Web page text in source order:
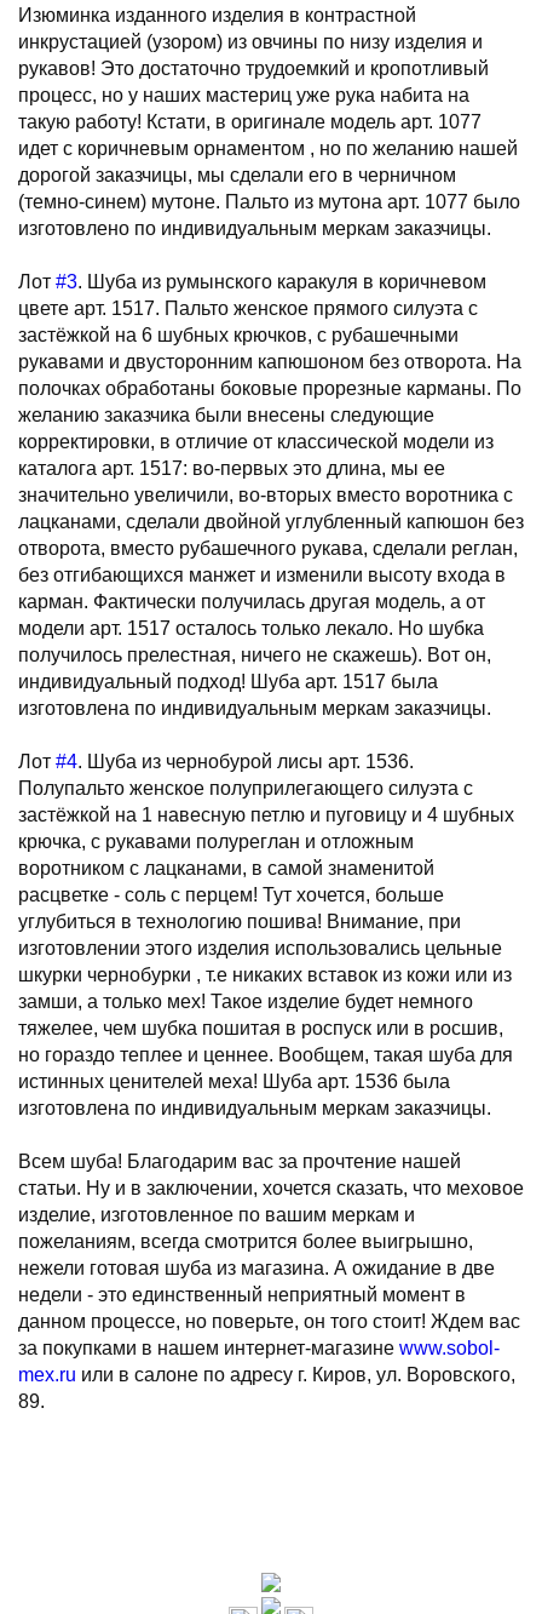
Изюминка изданного изделия в контрастной
инкрустацией (узором) из овчины по низу изделия и
рукавов! Это достаточно трудоемкий и кропотливый
процесс, но у наших мастериц уже рука набита на
такую работу! Кстати, в оригинале модель арт. 1077
идет с коричневым орнаментом , но по желанию нашей
дорогой заказчицы, мы сделали его в черничном
(темно-синем) мутоне. Пальто из мутона арт. 1077 было
изготовлено по индивидуальным меркам заказчицы.
Лот #3. Шуба из румынского каракуля в коричневом
цвете арт. 1517. Пальто женское прямого силуэта с
застёжкой на 6 шубных крючков, с рубашечными
рукавами и двусторонним капюшоном без отворота. На
полочках обработаны боковые прорезные карманы. По
желанию заказчика были внесены следующие
корректировки, в отличие от классической модели из
каталога арт. 1517: во-первых это длина, мы ее
значительно увеличили, во-вторых вместо воротника с
лацканами, сделали двойной углубленный капюшон без
отворота, вместо рубашечного рукава, сделали реглан,
без отгибающихся манжет и изменили высоту входа в
карман. Фактически получилась другая модель, а от
модели арт. 1517 осталось только лекало. Но шубка
получилось прелестная, ничего не скажешь). Вот он,
индивидуальный подход! Шуба арт. 1517 была
изготовлена по индивидуальным меркам заказчицы.
Лот #4. Шуба из чернобурой лисы арт. 1536.
Полупальто женское полуприлегающего силуэта с
застёжкой на 1 навесную петлю и пуговицу и 4 шубных
крючка, с рукавами полуреглан и отложным
воротником с лацканами, в самой знаменитой
расцветке - соль с перцем! Тут хочется, больше
углубиться в технологию пошива! Внимание, при
изготовлении этого изделия использовались цельные
шкурки чернобурки , т.е никаких вставок из кожи или из
замши, а только мех! Такое изделие будет немного
тяжелее, чем шубка пошитая в роспуск или в росшив,
но гораздо теплее и ценнее. Вообщем, такая шуба для
истинных ценителей меха! Шуба арт. 1536 была
изготовлена по индивидуальным меркам заказчицы.
Всем шуба! Благодарим вас за прочтение нашей
статьи. Ну и в заключении, хочется сказать, что меховое
изделие, изготовленное по вашим меркам и
пожеланиям, всегда смотрится более выигрышно,
нежели готовая шуба из магазина. А ожидание в две
недели - это единственный неприятный момент в
данном процессе, но поверьте, он того стоит! Ждем вас
за покупками в нашем интернет-магазине www.sobol-
mex.ru или в салоне по адресу г. Киров, ул. Воровского,
89.